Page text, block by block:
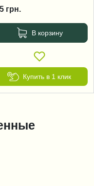
грн.
В корзину
Купить в 1 клик